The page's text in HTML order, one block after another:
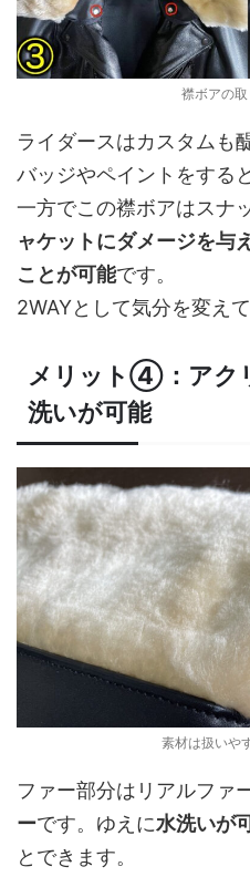
襟ボアの
ライダースはカスタムも
バッジやペイントをする
一方でこの襟ボアはスナ
ャケットにダメージを与
ことが可能です。
2WAYとして気分を変え
メリット④：アク
洗いが可能
素材は扱いや
ファー部分はリアルファ
ーです。ゆえに水洗いが
とできます。